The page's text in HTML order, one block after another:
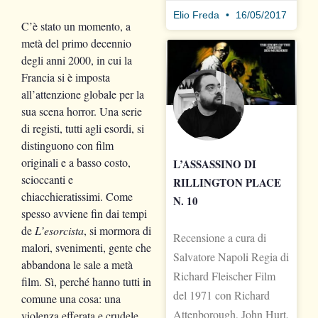
C’è stato un momento, a
metà del primo decennio
degli anni 2000, in cui la
Francia si è imposta
all’attenzione globale per la
sua scena horror. Una serie
di registi, tutti agli esordi, si
distinguono con film
originali e a basso costo,
scioccanti e
chiacchieratissimi. Come
spesso avviene fin dai tempi
deL’esorcista, si mormora di
malori, svenimenti, gente che
abbandona le sale a metà
film. Sì, perché hanno tutti in
comune una cosa: una
Elio Freda 16/05/2017
L’ASSASSINO DI
RILLINGTON PLACE
N. 10
Recensione a cura di
Salvatore Napoli Regia di
Richard Fleischer Film
del 1971 con Richard
Attenborough, John Hurt,